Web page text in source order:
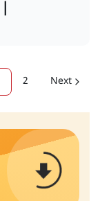
2 Next